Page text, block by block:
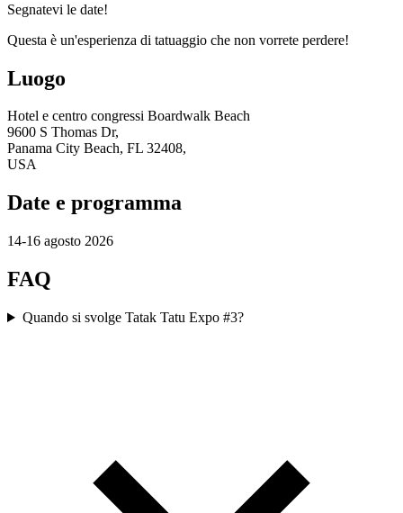
Segnatevi le date!
Questa è un'esperienza di tatuaggio che non vorrete perdere!
Luogo
Hotel e centro congressi Boardwalk Beach
9600 S Thomas Dr,
Panama City Beach, FL 32408,
USA
Date e programma
14-16 agosto 2026
FAQ
Quando si svolge Tatak Tatu Expo #3?